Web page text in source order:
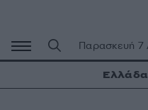
περιεχόμενο
Παρασκευή 7
Ελλάδα